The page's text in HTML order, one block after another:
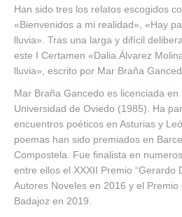
Han sido tres los relatos escogidos
«Bienvenidos a mi realidad», «Hay
lluvia». Tras una larga y difícil
este I Certamen «Dalia Álvarez
lluvia», escrito por Mar Braña
Mar Braña Gancedo es licenciada
Universidad de Oviedo (1985). Ha
encuentros poéticos en Asturias y
poemas han sido premiados en
Compostela. Fue finalista en
entre ellos el XXXII Premio “Gerardo
Autores Noveles en 2016 y el
Badajoz en 2019.